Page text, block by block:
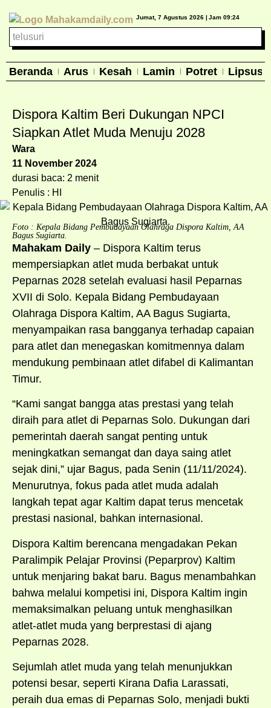
Jumat, 7 Agustus 2026 | Jam 09:24
Beranda Arus Kesah Lamin Potret Lipsus
Dispora Kaltim Beri Dukungan NPCI
Siapkan Atlet Muda Menuju 2028
Wara
11 November 2024
durasi baca: 2 menit
Penulis : HI
Foto : Kepala Bidang Pembudayaan Olahraga Dispora Kaltim, AA
Bagus Sugiarta.
Mahakam Daily – Dispora Kaltim terus
mempersiapkan atlet muda berbakat untuk
Peparnas 2028 setelah evaluasi hasil Peparnas
XVII di Solo. Kepala Bidang Pembudayaan
Olahraga Dispora Kaltim, AA Bagus Sugiarta,
menyampaikan rasa bangganya terhadap capaian
para atlet dan menegaskan komitmennya dalam
mendukung pembinaan atlet difabel di Kalimantan
Timur.
“Kami sangat bangga atas prestasi yang telah
diraih para atlet di Peparnas Solo. Dukungan dari
pemerintah daerah sangat penting untuk
meningkatkan semangat dan daya saing atlet
sejak dini,” ujar Bagus, pada Senin (11/11/2024).
Menurutnya, fokus pada atlet muda adalah
langkah tepat agar Kaltim dapat terus mencetak
prestasi nasional, bahkan internasional.
Dispora Kaltim berencana mengadakan Pekan
Paralimpik Pelajar Provinsi (Peparprov) Kaltim
untuk menjaring bakat baru. Bagus menambahkan
bahwa melalui kompetisi ini, Dispora Kaltim ingin
memaksimalkan peluang untuk menghasilkan
atlet-atlet muda yang berprestasi di ajang
Peparnas 2028.
Sejumlah atlet muda yang telah menunjukkan
potensi besar, seperti Kirana Dafia Larassati,
peraih dua emas di Peparnas Solo, menjadi bukti